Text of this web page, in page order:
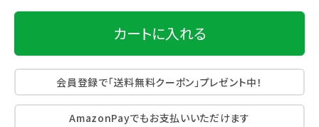
カートに入れる
会員登録で「送料無料クーポン」プレゼント中！
AmazonPayでもお支払いいただけます